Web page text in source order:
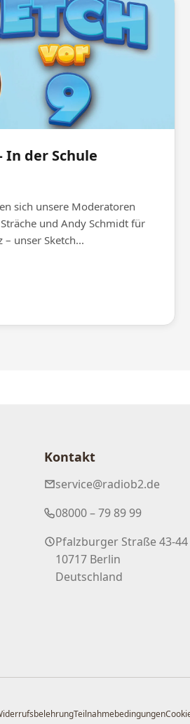
In der Schule
sich unsere Moderatoren
und Andy Schmidt für
unser Sketch...
Kontakt
service@radiob2.de
08000 – 79 89 99
Pfalzburger Straße 43-44
10717 Berlin
Deutschland
Teilnahmebedingungen